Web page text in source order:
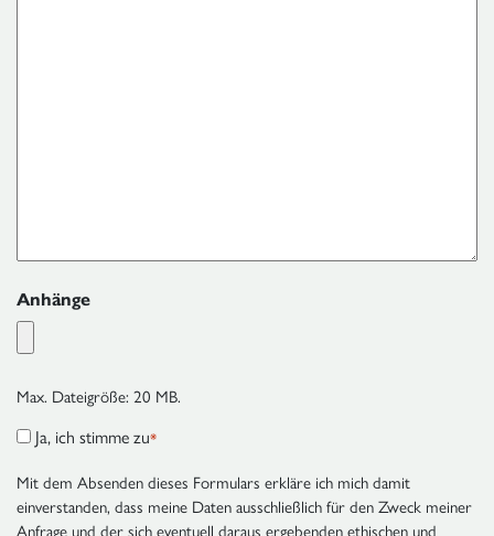
Anhänge
Max. Dateigröße: 20 MB.
RGPD*
Ja, ich stimme zu*
Mit dem Absenden dieses Formulars erkläre ich mich damit
einverstanden, dass meine Daten ausschließlich für den Zweck meiner
Anfrage und der sich eventuell daraus ergebenden ethischen und